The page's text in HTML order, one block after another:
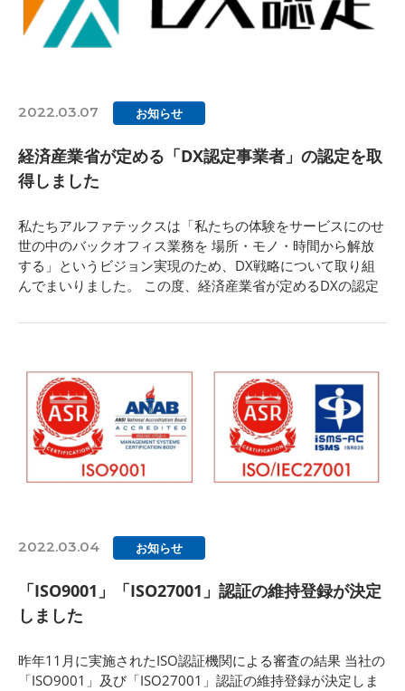
2022.03.07 お知らせ
経済産業省が定める「DX認定事業者」の認定を取
得しました
私たちアルファテックスは「私たちの体験をサービスにのせ
世の中のバックオフィス業務を 場所・モノ・時間から解放
する」というビジョン実現のため、DX戦略について取り組
んでまいりました。 この度、経済産業省が定めるDXの認定
2022.03.04 お知らせ
「ISO9001」「ISO27001」認証の維持登録が決定
しました
昨年11月に実施されたISO認証機関による審査の結果 当社の
「ISO9001」及び「ISO27001」認証の維持登録が決定しま